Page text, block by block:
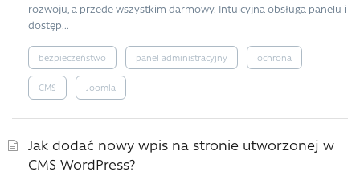
rozwoju, a przede wszystkim darmowy. Intuicyjna obsługa panelu i
dostęp...
bezpieczeństwo panel administracyjny ochrona
CMS Joomla
Jak dodać nowy wpis na stronie utworzonej w
CMS WordPress?